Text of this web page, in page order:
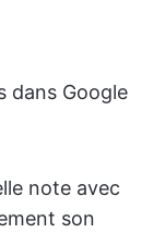
dans Google
note avec
son